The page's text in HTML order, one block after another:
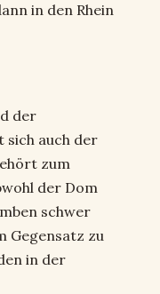
in den Rhein
der
sich auch der
zum
der Dom
schwer
Gegensatz zu
in der